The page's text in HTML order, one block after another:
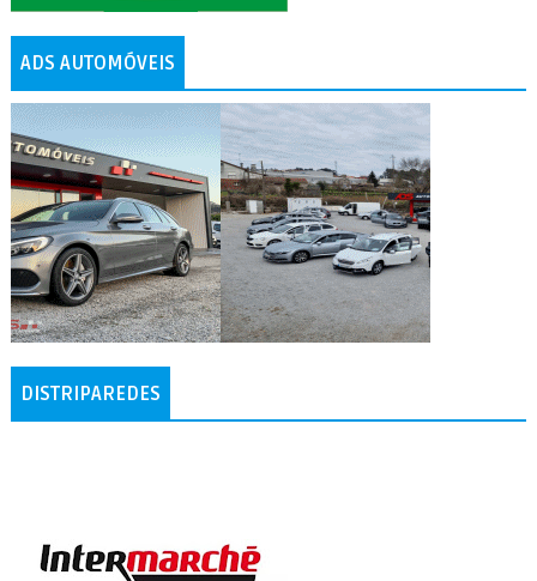
ADS AUTOMÓVEIS
DISTRIPAREDES